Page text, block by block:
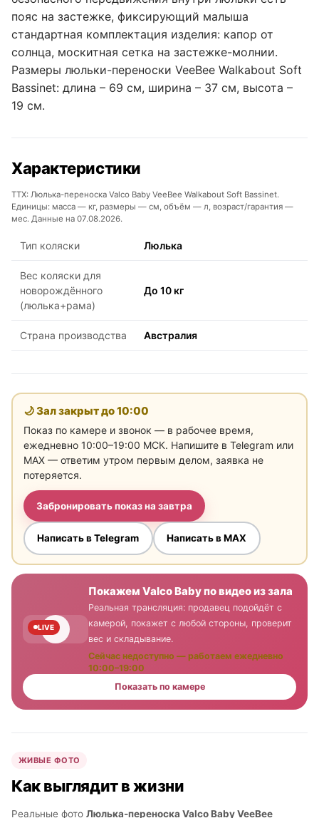
пояс на застежке, фиксирующий малыша
стандартная комплектация изделия: капор от
солнца, москитная сетка на застежке-молнии.
Размеры люльки-переноски VeeBee Walkabout Soft
Bassinet: длина – 69 см, ширина – 37 см, высота –
19 см.
Характеристики
ТТХ: Люлька-переноска Valco Baby VeeBee Walkabout Soft Bassinet.
Единицы: масса — кг, размеры — см, объём — л, возраст/гарантия —
мес. Данные на 07.08.2026.
Тип коляски Люлька
Вес коляски для
новорождённого
(люлька+рама)
До 10 кг
Страна производства Австралия
🌙 Зал закрыт до10:00
Показ по камере и звонок — в рабочее время,
ежедневно 10:00–19:00 МСК. Напишите в Telegram или
MAX — ответим утром первым делом, заявка не
потеряется.
Забронировать показ на завтра
Написать в Telegram Написать в MAX
LIVE
Покажем Valco Baby по видео из зала
Реальная трансляция: продавец подойдёт с
камерой, покажет с любой стороны, проверит
вес и складывание.
Сейчас недоступно — работаем ежедневно
10:00–19:00
Показать по камере
ЖИВЫЕ ФОТО
Как выглядит в жизни
Реальные фото Люлька-переноска Valco Baby VeeBee